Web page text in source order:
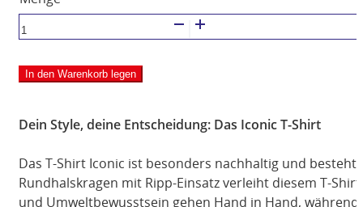
JAKO
T-
Shirt
Iconic
In den Warenkorb legen
Dein Style, deine Entscheidung: Das Iconic T-Shirt
Das T-Shirt Iconic ist besonders nachhaltig und besteht
Rundhalskragen mit Ripp-Einsatz verleiht diesem T-
und Umweltbewusstsein gehen Hand in Hand,